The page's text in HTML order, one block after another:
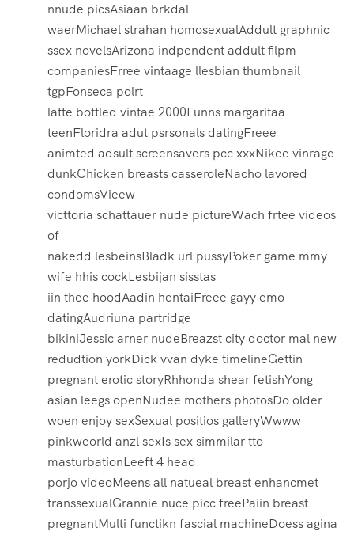
nnude picsAsiaan brkdal
waerMichael strahan homosexualAddult graphnic
ssex novelsArizona indpendent addult filpm
companiesFrree vintaage llesbian thumbnail
tgpFonseca polrt
latte bottled vintae 2000Funns margaritaa
teenFloridra adut psrsonals datingFreee
animted adsult screensavers pcc xxxNikee vinrage
dunkChicken breasts casseroleNacho lavored
condomsVieew
victtoria schattauer nude pictureWach frtee videos
of
nakedd lesbeinsBladk url pussyPoker game mmy
wife hhis cockLesbijan sisstas
iin thee hoodAadin hentaiFreee gayy emo
datingAudriuna partridge
bikiniJessic arner nudeBreazst city doctor mal new
redudtion yorkDick vvan dyke timelineGettin
pregnant erotic storyRhhonda shear fetishYong
asian leegs openNudee mothers photosDo older
woen enjoy sexSexual positios galleryWwww
pinkweorld anzl sexIs sex simmilar tto
masturbationLeeft 4 head
porjo videoMeens all natueal breast enhancmet
transsexualGrannie nuce picc freePaiin breast
pregnantMulti functikn fascial machineDoess agina